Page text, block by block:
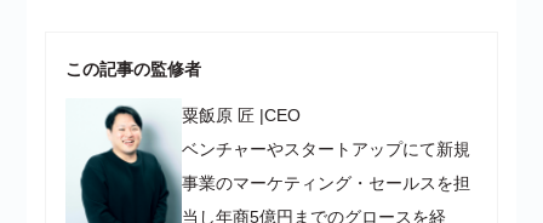
この記事の監修者
粟飯原 匠 |CEO
ベンチャーやスタートアップにて新規
事業のマーケティング・セールスを担
当し年商5億円までのグロースを経